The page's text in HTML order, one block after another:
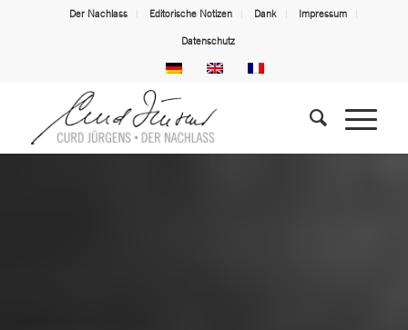
Der Nachlass Editorische Notizen Dank Impressum
Datenschutz